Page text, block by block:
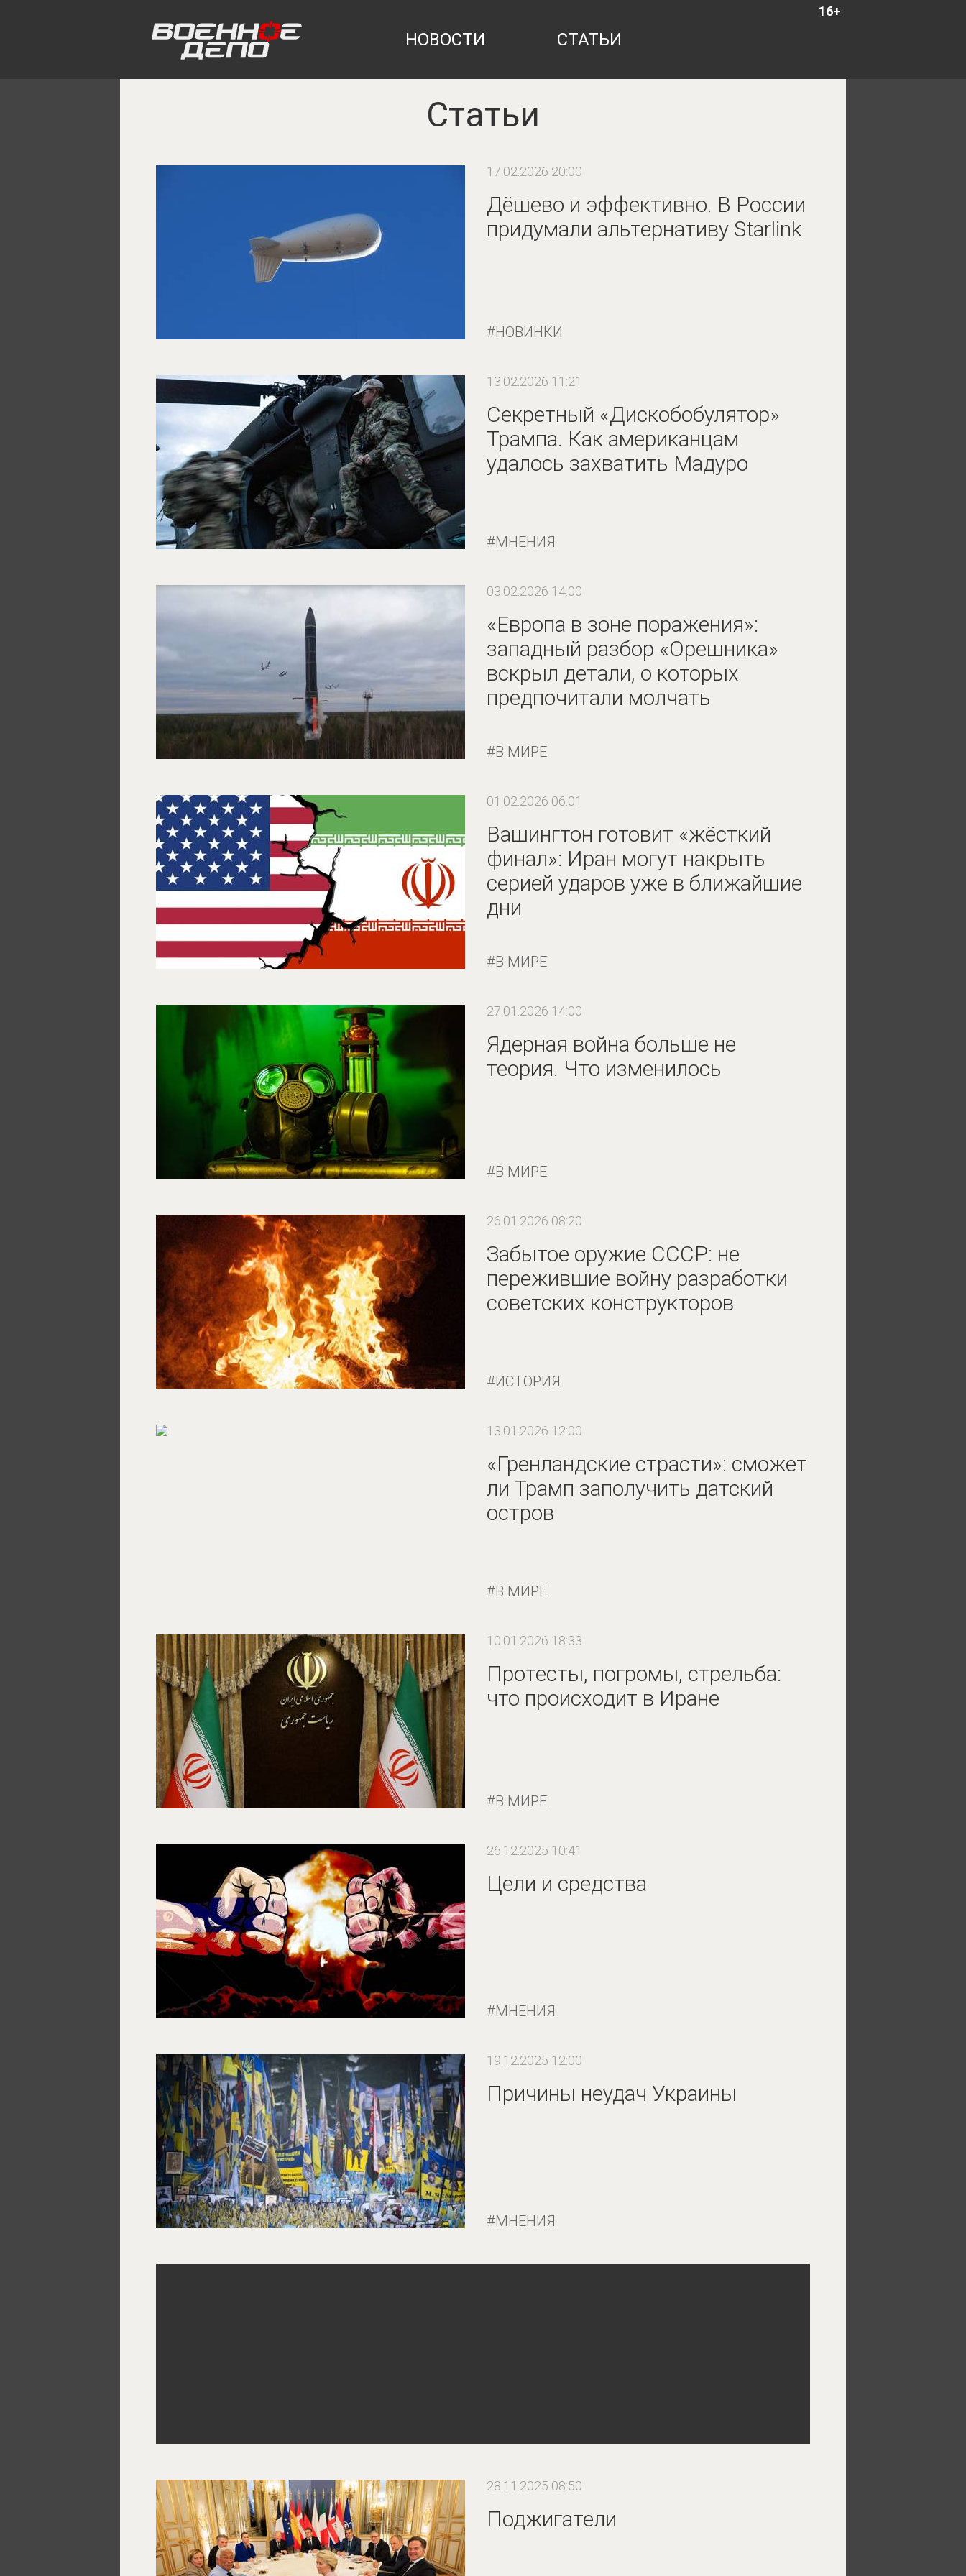
16+
НОВОСТИ СТАТЬИ
Статьи
17.02.2026 20:00
Дёшево и эффективно. В России
придумали альтернативу Starlink
НОВИНКИ
13.02.2026 11:21
Секретный «Дискобобулятор»
Трампа. Как американцам
удалось захватить Мадуро
МНЕНИЯ
03.02.2026 14:00
«Европа в зоне поражения»:
западный разбор «Орешника»
вскрыл детали, о которых
предпочитали молчать
В МИРЕ
01.02.2026 06:01
Вашингтон готовит «жёсткий
финал»: Иран могут накрыть
серией ударов уже в ближайшие
дни
В МИРЕ
27.01.2026 14:00
Ядерная война больше не
теория. Что изменилось
В МИРЕ
26.01.2026 08:20
Забытое оружие СССР: не
пережившие войну разработки
советских конструкторов
ИСТОРИЯ
13.01.2026 12:00
«Гренландские страсти»: сможет
ли Трамп заполучить датский
остров
В МИРЕ
10.01.2026 18:33
Протесты, погромы, стрельба:
что происходит в Иране
В МИРЕ
26.12.2025 10:41
Цели и средства
МНЕНИЯ
19.12.2025 12:00
Причины неудач Украины
МНЕНИЯ
28.11.2025 08:50
Поджигатели